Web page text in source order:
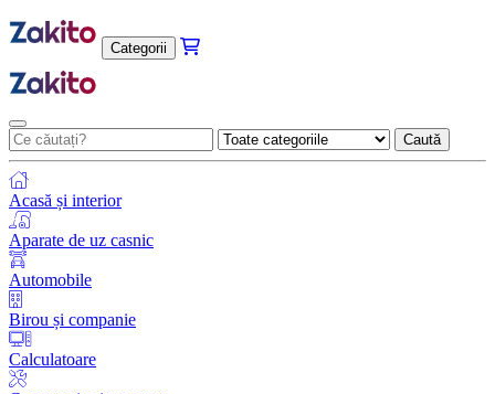
Categorii
Caută
Acasă și interior
Aparate de uz casnic
Automobile
Birou și companie
Calculatoare